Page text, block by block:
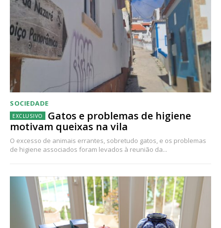
SOCIEDADE
Gatos e problemas de higiene
motivam queixas na vila
O excesso de animais errantes, sobretudo gatos, e os problemas
de higiene associados foram levados à reunião da...